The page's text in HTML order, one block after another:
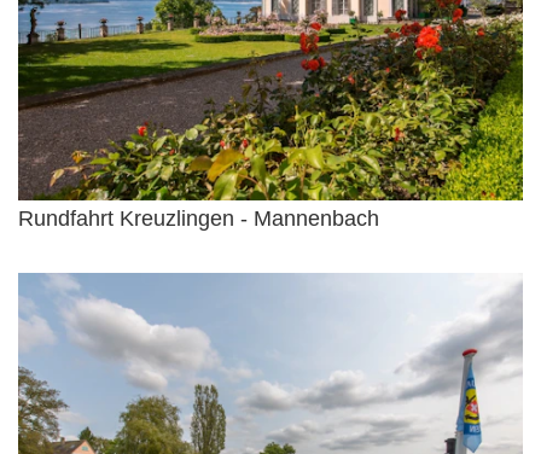
Rundfahrt Kreuzlingen - Mannenbach